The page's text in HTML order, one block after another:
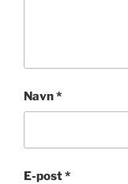
Navn*
E-post*